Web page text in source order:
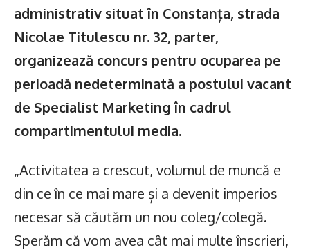
administrativ situat în Constanța, strada
Nicolae Titulescu nr. 32, parter,
organizează concurs pentru ocuparea pe
perioadă nedeterminată a postului vacant
de Specialist Marketing în cadrul
compartimentului media.
„Activitatea a crescut, volumul de muncă e
din ce în ce mai mare și a devenit imperios
necesar să căutăm un nou coleg/colegă.
Sperăm că vom avea cât mai multe înscrieri,